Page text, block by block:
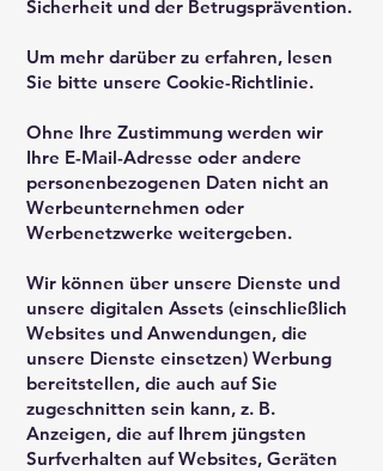
Sicherheit und der Betrugsprävention.
Um mehr darüber zu erfahren, lesen
Sie bitte unsere Cookie-Richtlinie.
Ohne Ihre Zustimmung werden wir
Ihre E-Mail-Adresse oder andere
personenbezogenen Daten nicht an
Werbeunternehmen oder
Werbenetzwerke weitergeben.
Wir können über unsere Dienste und
unsere digitalen Assets (einschließlich
Websites und Anwendungen, die
unsere Dienste einsetzen) Werbung
bereitstellen, die auch auf Sie
zugeschnitten sein kann, z. B.
Anzeigen, die auf Ihrem jüngsten
Surfverhalten auf Websites, Geräten